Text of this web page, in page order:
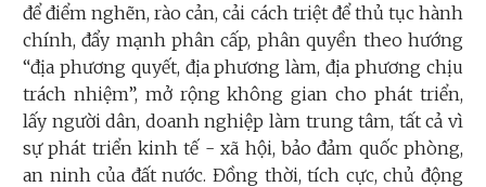
để điểm nghẽn, rào cản, cải cách triệt để thủ tục hành
chính, đẩy mạnh phân cấp, phân quyền theo hướng
“địa phương quyết, địa phương làm, địa phương chịu
trách nhiệm”, mở rộng không gian cho phát triển,
lấy người dân, doanh nghiệp làm trung tâm, tất cả vì
sự phát triển kinh tế - xã hội, bảo đảm quốc phòng,
an ninh của đất nước. Đồng thời, tích cực, chủ động